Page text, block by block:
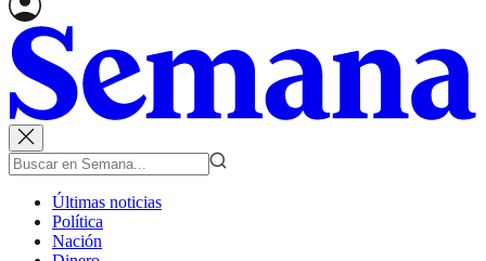
Últimas noticias
Política
Nación